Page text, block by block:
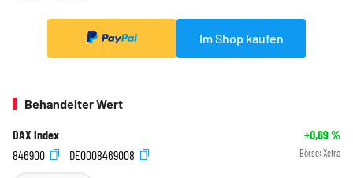
Im Shop kaufen
Behandelter Wert
DAX Index +0,69%
846900
DE0008469008 Börse: Xetra